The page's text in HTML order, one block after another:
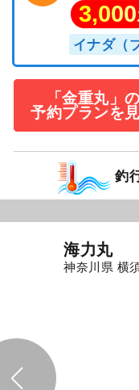
3,000
イナダ（
「金重丸」の
予約プランを
釣
海力丸
神奈川県 横